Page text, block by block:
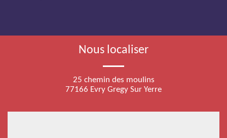
Nous localiser
25 chemin des moulins
77166 Evry Gregy Sur Yerre